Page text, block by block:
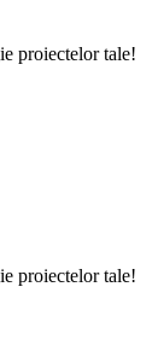
proiectelor tale!
proiectelor tale!